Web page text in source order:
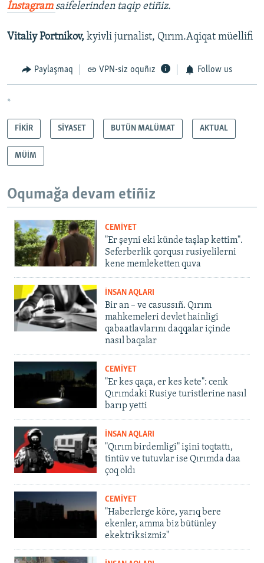
İnstagram saifelerinden taqip etiñiz.
Vitaliy Portnikov, kyivli jurnalist, Qırım.Aqiqat müellifi​
Paylaşmaq VPN-siz oquñız Follow us
*
FİKİR SİYASET BUTÜN MALÜMAT AKTUAL
MÜİM
Oqumağa devam etiñiz
CEMİYET
"Er şeyni eki künde taşlap kettim".
Seferberlik qorqusı rusiyelilerni
kene memleketten quva
İNSAN AQLARI
Bir an – ve casussıñ. Qırım
mahkemeleri devlet hainligi
qabaatlavlarını daqqalar içinde
nasıl baqalar
CEMİYET
"Er kes qaça, er kes kete": cenk
Qırımdaki Rusiye turistlerine nasıl
barıp yetti
İNSAN AQLARI
"Qırım birdemligi" işini toqtattı,
tintüv ve tutuvlar ise Qırımda daa
çoq oldı
CEMİYET
"Haberlerge köre, yarıq bere
ekenler, amma biz bütünley
ekektriksizmiz"